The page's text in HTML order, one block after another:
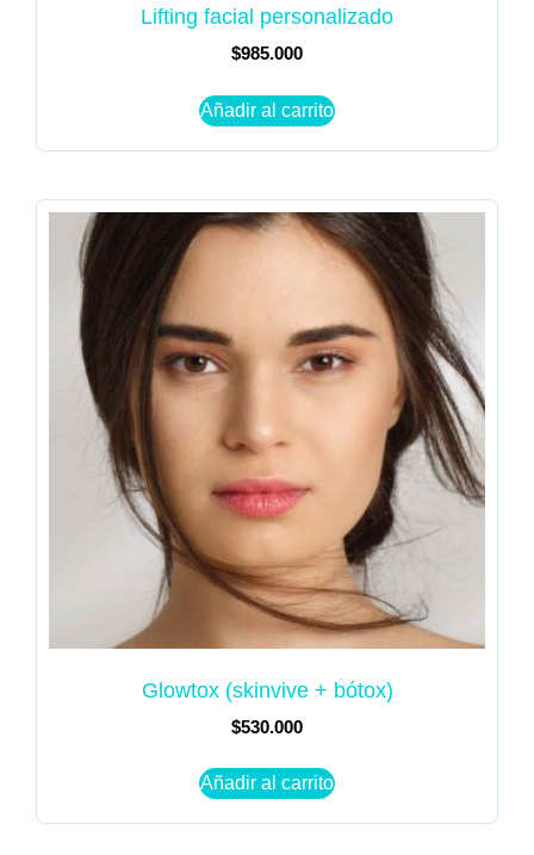
Lifting facial personalizado
$985.000
Añadir al carrito
Glowtox (skinvive + bótox)
$530.000
Añadir al carrito